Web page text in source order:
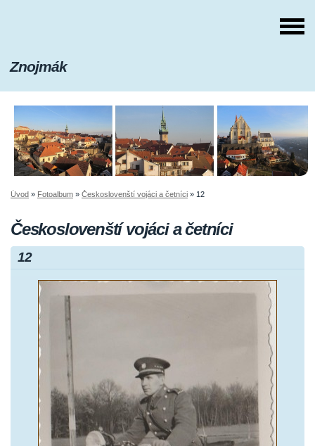
Znojmák
Úvod » Fotoalbum » Českoslovenští vojáci a četníci » 12
Českoslovenští vojáci a četníci
12